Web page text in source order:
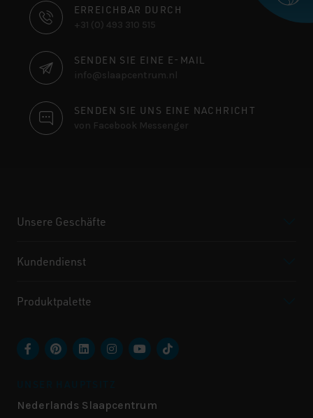
KONTAKTINFORMATIONEN
ERREICHBAR DURCH
+31 (0) 493 310 515
SENDEN SIE EINE E-MAIL
info@slaapcentrum.nl
SENDEN SIE UNS EINE NACHRICHT
von Facebook Messenger
Unsere Geschäfte
Kundendienst
Produktpalette
Nederlands Slaapcentrum